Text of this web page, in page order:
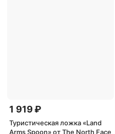
1 919 ₽
Туристическая ложка «Land
Arms Spoon» от The North Face